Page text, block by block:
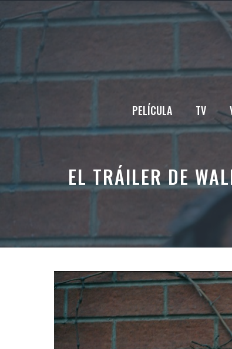
al
PELÍCULA TV
EL TRÁILER DE